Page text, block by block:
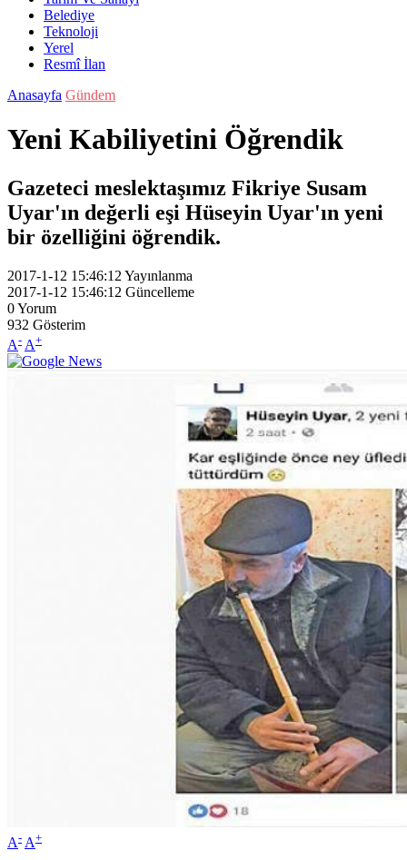
Belediye
Teknoloji
Yerel
Resmî İlan
Anasayfa Gündem
Yeni Kabiliyetini Öğrendik
Gazeteci meslektaşımız Fikriye Susam
Uyar'ın değerli eşi Hüseyin Uyar'ın yeni
bir özelliğini öğrendik.
2017-1-12 15:46:12 Yayınlanma
2017-1-12 15:46:12 Güncelleme
0Yorum
932 Gösterim
A- A+
A- A+